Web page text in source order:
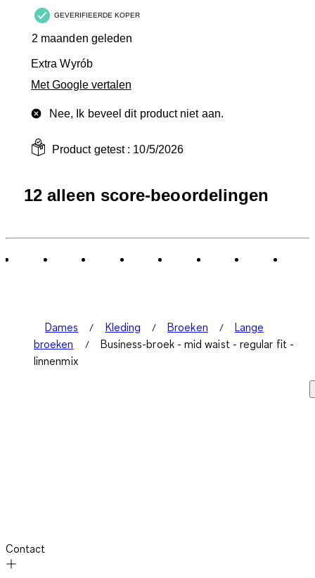
GEVERIFIEERDE KOPER
2 maanden geleden
Extra Wyrób
Met Google vertalen
Nee, Ik beveel dit product niet aan.
Product getest : 10/5/2026
12 alleen score-beoordelingen
Dames Kleding Broeken
Lange
broeken
Business-broek - mid waist - regular fit -
linnenmix
Contact